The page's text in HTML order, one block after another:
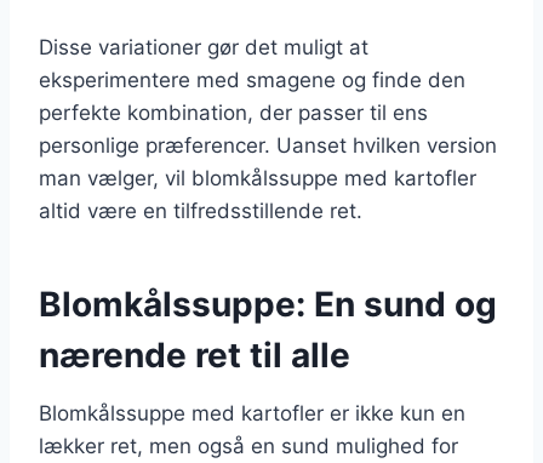
Disse variationer gør det muligt at
eksperimentere med smagene og finde den
perfekte kombination, der passer til ens
personlige præferencer. Uanset hvilken version
man vælger, vil blomkålssuppe med kartofler
altid være en tilfredsstillende ret.
Blomkålssuppe: En sund og
nærende ret til alle
Blomkålssuppe med kartofler er ikke kun en
lækker ret, men også en sund mulighed for